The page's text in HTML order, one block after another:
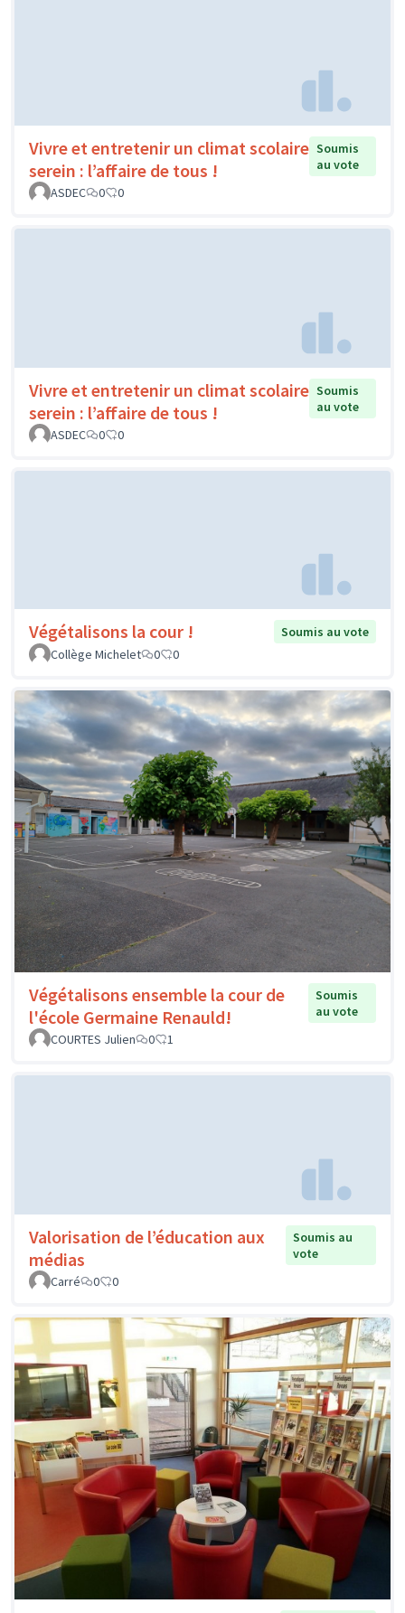
Vivre et entretenir un climat scolaire
serein : l’affaire de tous !
Soumis
au vote
ASDEC
0 0
Vivre et entretenir un climat scolaire
serein : l’affaire de tous !
Soumis
au vote
ASDEC
0 0
Végétalisons la cour !
Soumis au vote
Collège Michelet
0 0
Végétalisons ensemble la cour de
l'école Germaine Renauld!
Soumis
au vote
COURTES Julien
0 1
Valorisation de l’éducation aux
médias
Soumis au
vote
Carré
0 0